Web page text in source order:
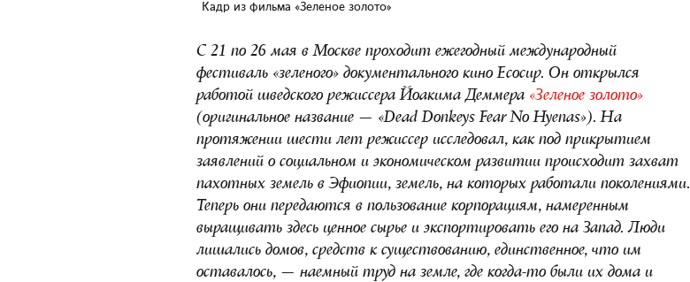
Кадр из фильма «Зеленое золото»
С 21 по 26 мая в Москве проходит ежегодный международный
фестиваль «зеленого» документального кино Ecocup. Он открылся
работой шведского режиссера Йоакима Деммера «Зеленое золото»
(оригинальное название — «Dead Donkeys Fear No Hyenas»). На
протяжении шести лет режиссер исследовал, как под прикрытием
заявлений о социальном и экономическом развитии происходит захват
пахотных земель в Эфиопии, земель, на которых работали поколениями.
Теперь они передаются в пользование корпорациям, намеренным
выращивать здесь ценное сырье и экспортировать его на Запад. Люди
лишались домов, средств к существованию, единственное, что им
оставалось, — наемный труд на земле, где когда-то были их дома и